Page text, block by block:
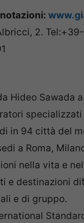
2.
Hideo Sawada
in 94 città del
a Roma,
nella vita e
e destinazioni
e di gruppo.